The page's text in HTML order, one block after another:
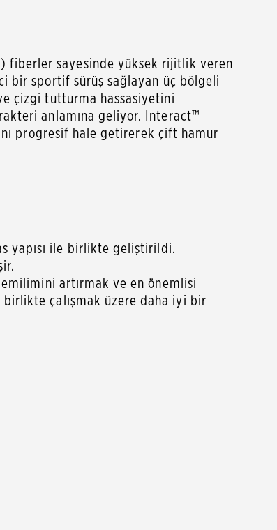
fiberler sayesinde yüksek rijitlik veren
bir sportif sürüş sağlayan üç bölgeli
çizgi tutturma hassasiyetini
anlamına geliyor. Interact™
progresif hale getirerek çift hamur
yapısı ile birlikte geliştirildi.
artırmak ve en önemlisi
çalışmak üzere daha iyi bir